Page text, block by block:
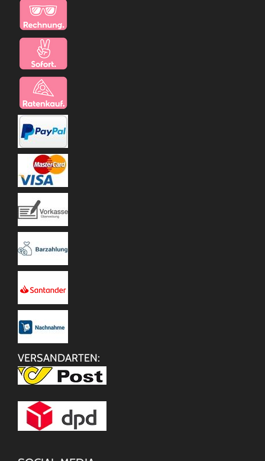
VERSANDARTEN: